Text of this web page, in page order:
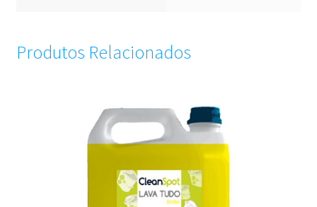
Produtos Relacionados